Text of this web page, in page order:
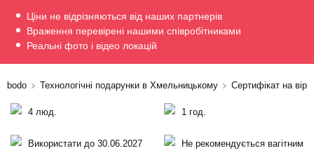
Ціни не відрізняються від наших партнерів
Враження перевірені нашими співробітниками
Реальні фото і відео локацій
bodo Технологічні подарунки в Хмельницькому Сертифікат на
4 люд. 1 год.
Використати до 30.06.2027 Не рекомендується вагітним